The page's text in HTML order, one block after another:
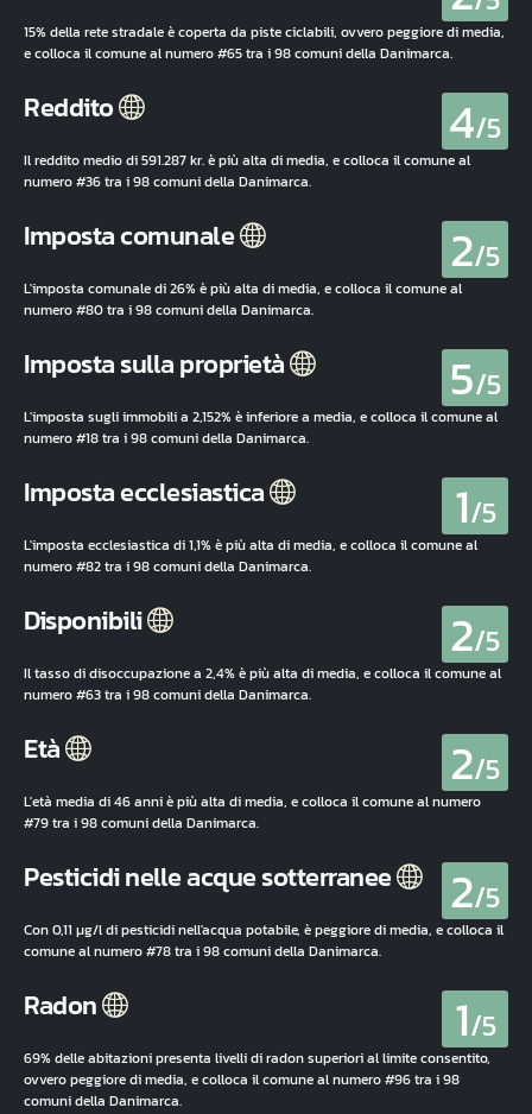
15% della rete stradale è coperta da piste ciclabili, ovvero peggiore di media,
e colloca il comune al numero #65 tra i 98 comuni della Danimarca.
Reddito 4/5
Il reddito medio di 591.287 kr. è più alta di media, e colloca il comune al
numero #36 tra i 98 comuni della Danimarca.
Imposta comunale 2/5
L'imposta comunale di 26% è più alta di media, e colloca il comune al
numero #80 tra i 98 comuni della Danimarca.
Imposta sulla proprietà 5/5
L'imposta sugli immobili a 2,152% è inferiore a media, e colloca il comune al
numero #18 tra i 98 comuni della Danimarca.
Imposta ecclesiastica 1/5
L'imposta ecclesiastica di 1,1% è più alta di media, e colloca il comune al
numero #82 tra i 98 comuni della Danimarca.
Disponibili 2/5
Il tasso di disoccupazione a 2,4% è più alta di media, e colloca il comune al
numero #63 tra i 98 comuni della Danimarca.
Età 2/5
L'età media di 46 anni è più alta di media, e colloca il comune al numero
#79 tra i 98 comuni della Danimarca.
Pesticidi nelle acque sotterranee 2/5
Con 0,11 µg/l di pesticidi nell'acqua potabile, è peggiore di media, e colloca il
comune al numero #78 tra i 98 comuni della Danimarca.
Radon 1/5
69% delle abitazioni presenta livelli di radon superiori al limite consentito,
ovvero peggiore di media, e colloca il comune al numero #96 tra i 98
comuni della Danimarca.